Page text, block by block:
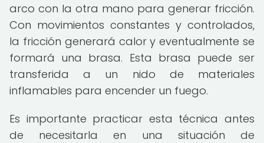
arco con la otra mano para generar fricción.
Con movimientos constantes y controlados,
la fricción generará calor y eventualmente se
formará una brasa. Esta brasa puede ser
transferida a un nido de materiales
inflamables para encender un fuego.
Es importante practicar esta técnica antes
de necesitarla en una situación de